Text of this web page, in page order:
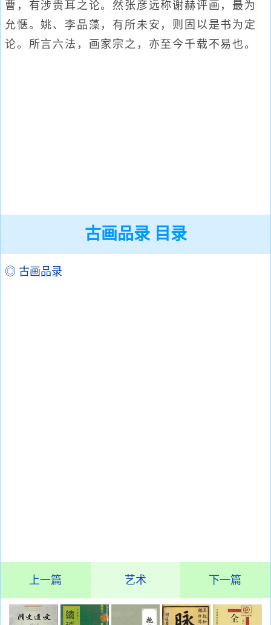
曹，有涉贵耳之论。然张彦远称谢赫评画，最为
允惬。姚、李品藻，有所未安，则固以是书为定
论。所言六法，画家宗之，亦至今千载不易也。
古画品录 目录
◎ 古画品录
上一篇 艺术 下一篇